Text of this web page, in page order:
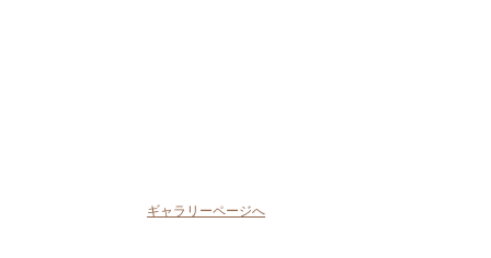
ギャラリーページへ